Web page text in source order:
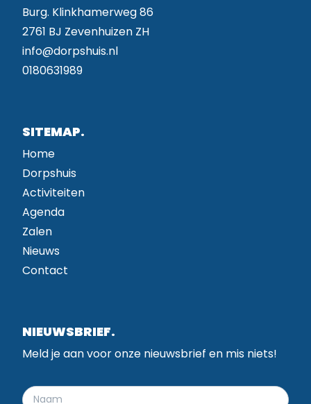
Burg. Klinkhamerweg 86
2761 BJ Zevenhuizen ZH
info@dorpshuis.nl
0180631989
SITEMAP.
Home
Dorpshuis
Activiteiten
Agenda
Zalen
Nieuws
Contact
NIEUWSBRIEF.
Meld je aan voor onze nieuwsbrief en mis niets!